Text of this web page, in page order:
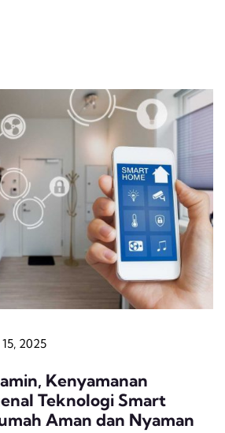
2025
Kenyamanan
Teknologi Smart
Aman dan Nyaman